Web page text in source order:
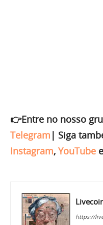
👉Entre no nosso
Telegram | Siga
Instagram, YouTube e
https://